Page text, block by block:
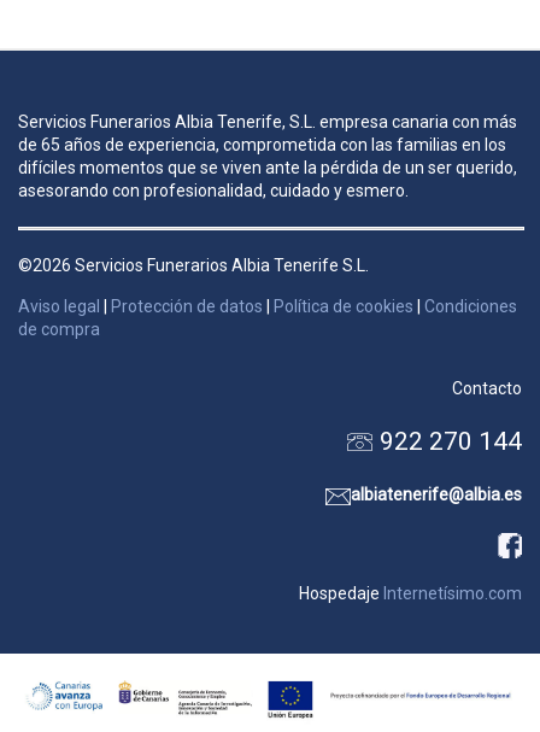
Servicios Funerarios Albia Tenerife, S.L. empresa canaria con más
de 65 años de experiencia, comprometida con las familias en los
difíciles momentos que se viven ante la pérdida de un ser querido,
asesorando con profesionalidad, cuidado y esmero.
©2026 Servicios Funerarios Albia Tenerife S.L.
Aviso legal | Protección de datos | Política de cookies | Condiciones
de compra
Contacto
922 270 144
albiatenerife@albia.es
Hospedaje Internetísimo.com